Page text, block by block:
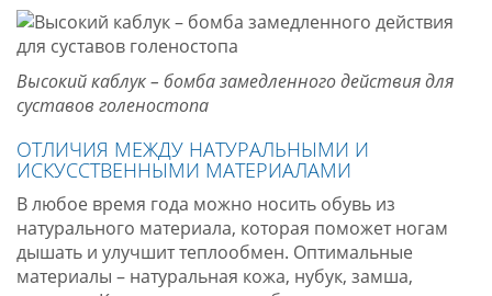
Высокий каблук – бомба замедленного действия для
суставов голеностопа
ОТЛИЧИЯ МЕЖДУ НАТУРАЛЬНЫМИ И
ИСКУССТВЕННЫМИ МАТЕРИАЛАМИ
В любое время года можно носить обувь из
натурального материала, которая поможет ногам
дышать и улучшит теплообмен. Оптимальные
материалы – натуральная кожа, нубук, замша,